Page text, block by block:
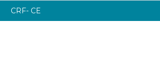
CRF- CE